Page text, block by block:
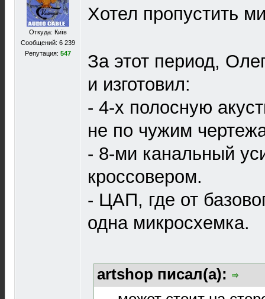
Откуда: Київ
Сообщений: 6 239
Репутация: 547
Хотел пропустить
За этот период,
и изготовил:
- 4-х полосную
не по чужим
- 8-ми канальный
кроссовером.
- ЦАП, где от
одна микросхемка.
artshop писал(а):